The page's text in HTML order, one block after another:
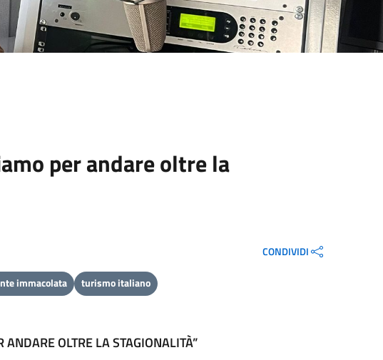
per andare oltre la
CONDIVIDI
immacolata turismo italiano
OLTRE LA STAGIONALITÀ”